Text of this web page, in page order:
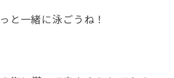
と一緒に泳ごうね！